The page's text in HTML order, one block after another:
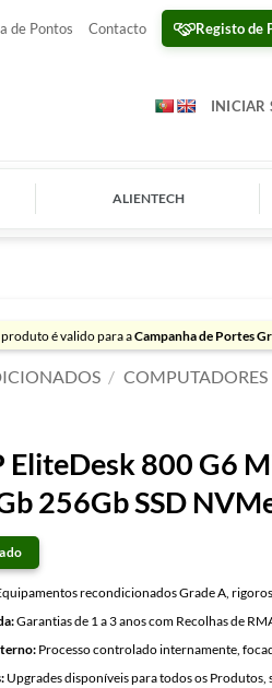
de Pontos Contacto Registo de
INICIAR
ALIENTECH
produto é valido para aCampanha de Portes
/ COMPUTADORES
EliteDesk 800 G6
256Gb SSD
recondicionados Grade A,
Garantias de 1 a 3 anos com Recolhas de
Processo controlado internamente,
Upgrades disponíveis para todos os Produtos,